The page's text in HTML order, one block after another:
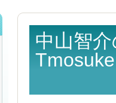
中山智